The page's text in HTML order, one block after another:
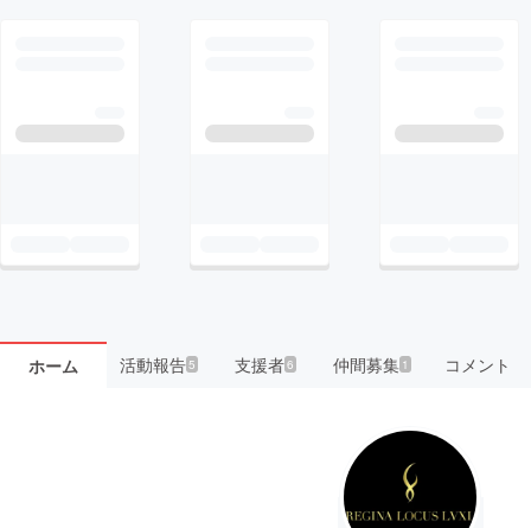
ホーム 活動報告5 支援者6 仲間募集 1 コメント